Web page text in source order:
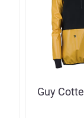
Guy